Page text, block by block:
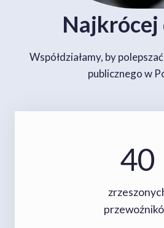
Najkrócej
Współdziałamy, by
publicznego w
40